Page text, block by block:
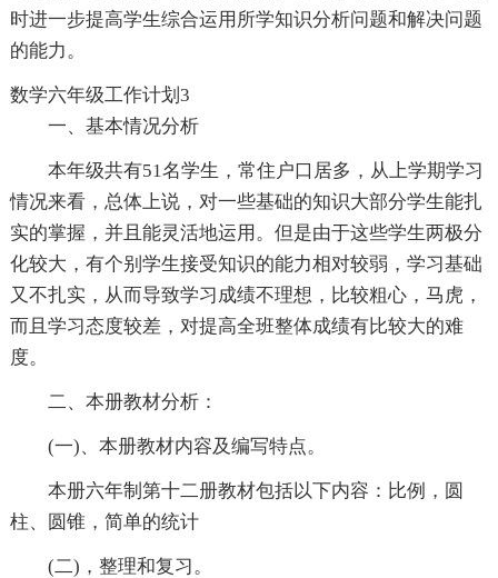
时进一步提高学生综合运用所学知识分析问题和解决问题
的能力。
数学六年级工作计划3
一、基本情况分析
本年级共有51名学生，常住户口居多，从上学期学习
情况来看，总体上说，对一些基础的知识大部分学生能扎
实的掌握，并且能灵活地运用。但是由于这些学生两极分
化较大，有个别学生接受知识的能力相对较弱，学习基础
又不扎实，从而导致学习成绩不理想，比较粗心，马虎，
而且学习态度较差，对提高全班整体成绩有比较大的难
度。
二、本册教材分析：
(一)、本册教材内容及编写特点。
本册六年制第十二册教材包括以下内容：比例，圆
柱、圆锥，简单的统计
(二)，整理和复习。